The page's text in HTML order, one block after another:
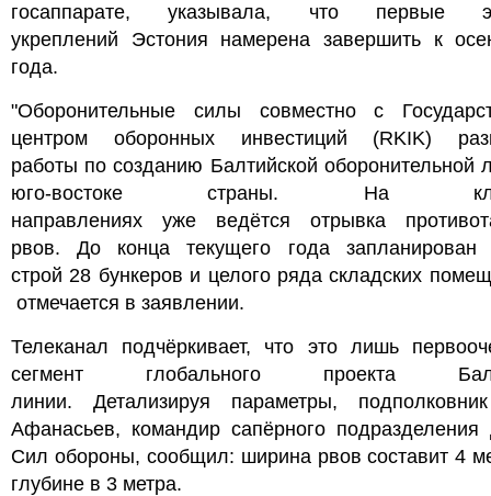
госаппарате, указывала, что первые
укреплений Эстония намерена завершить к
года.
"Оборонительные силы совместно с
центром оборонных инвестиций (RKIK)
работы по созданию Балтийской оборонительной
юго-востоке страны. На
направлениях уже ведётся отрывка
рвов. До конца текущего года
строй 28 бункеров и целого ряда складских
отмечается в заявлении.
Телеканал подчёркивает, что это лишь
сегмент глобального проекта
линии. Детализируя параметры,
Афанасьев, командир сапёрного подразделения
Сил обороны, сообщил: ширина рвов составит 4
глубине в 3 метра.